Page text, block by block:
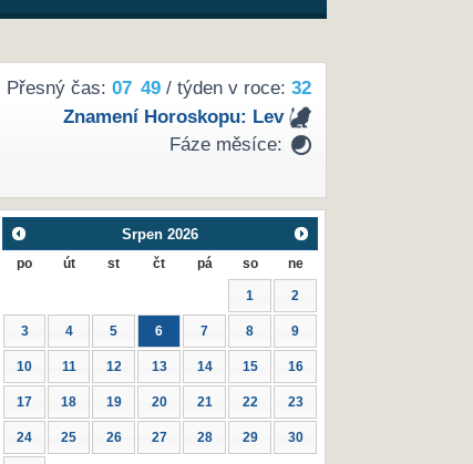
Přesný čas: 07 49/ týden v roce: 32
Znamení Horoskopu: Lev
Fáze měsíce:
Srpen 2026
po út st čt pá so ne
1 2
3 4 5 6 7 8 9
10 11 12 13 14 15 16
17 18 19 20 21 22 23
24 25 26 27 28 29 30